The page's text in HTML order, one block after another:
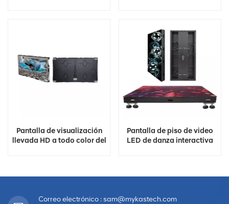
Pantalla de visualización
llevada HD a todo color del
Pantalla de piso de video
LED de danza interactiva
Correo electrónico : sam@mykastech.com